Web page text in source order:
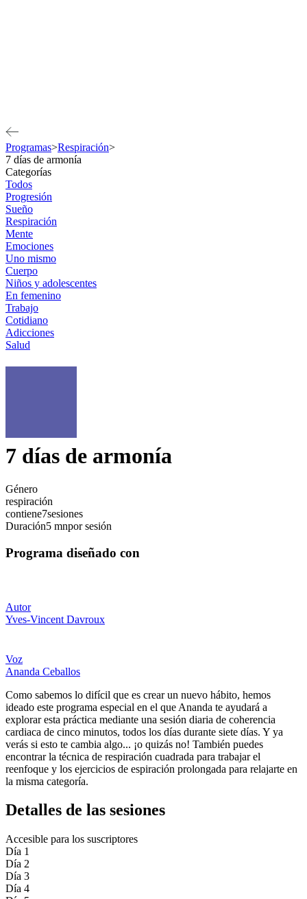
Programas>Respiración>
7 días de armonía
Categorías
Todos
Progresión
Sueño
Respiración
Mente
Emociones
Uno mismo
Cuerpo
Niños y adolescentes
En femenino
Trabajo
Cotidiano
Adicciones
Salud
7 días de armonía
Género
respiración
contiene7sesiones
Duración5 mnpor sesión
Programa diseñado con
Autor
Yves-Vincent Davroux
Voz
Ananda Ceballos
Como sabemos lo difícil que es crear un nuevo hábito, hemos
ideado este programa especial en el que Ananda te ayudará a
explorar esta práctica mediante una sesión diaria de coherencia
cardiaca de cinco minutos, todos los días durante siete días. Y ya
verás si esto te cambia algo... ¡o quizás no! También puedes
encontrar la técnica de respiración cuadrada para trabajar el
reenfoque y los ejercicios de espiración prolongada para relajarte en
la misma categoría.
Detalles de las sesiones
Accesible para los suscriptores
Día 1
Día 2
Día 3
Día 4